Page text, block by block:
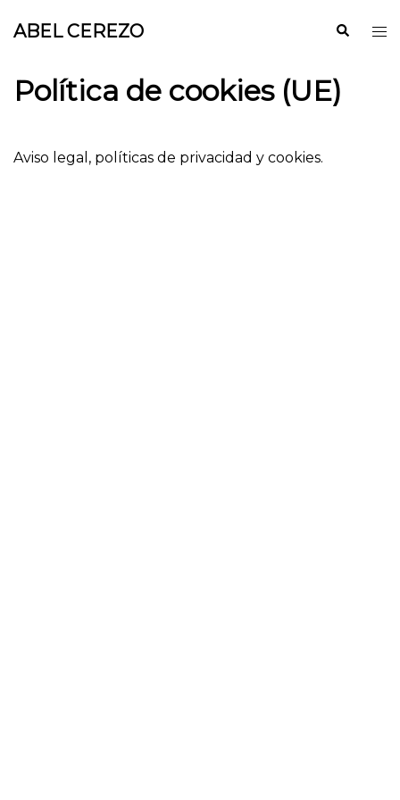
ABEL CEREZO Buscar
Política de cookies (UE)
Aviso legal , políticas de privacidad y cookies.